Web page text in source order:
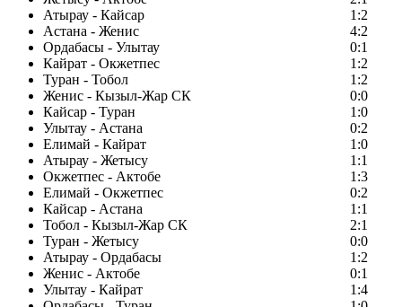
Атырау - Кайсар
1:2
Астана - Женис
4:2
Ордабасы - Улытау
0:1
Кайрат - Окжетпес
1:2
Туран - Тобол
1:2
Женис - Кызыл-Жар СК
0:0
Кайсар - Туран
1:0
Улытау - Астана
0:2
Елимай - Кайрат
1:0
Атырау - Жетысу
1:1
Окжетпес - Актобе
1:3
Елимай - Окжетпес
0:2
Кайсар - Астана
1:1
Тобол - Кызыл-Жар СК
2:1
Туран - Жетысу
0:0
Атырау - Ордабасы
1:2
Женис - Актобе
0:1
Улытау - Кайрат
1:4